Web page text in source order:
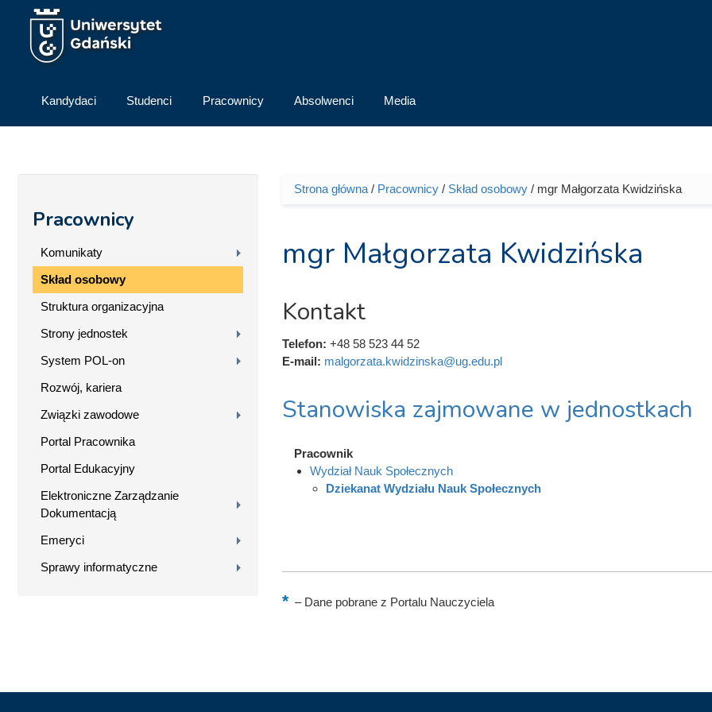
Przejdź do treści
Kandydaci Studenci Pracownicy Absolwenci Media
Pracownicy
Komunikaty
Skład osobowy
Struktura organizacyjna
Strony jednostek
System POL-on
Rozwój, kariera
Związki zawodowe
Portal Pracownika
Portal Edukacyjny
Elektroniczne Zarządzanie
Dokumentacją
Emeryci
Sprawy informatyczne
Jesteś tutaj
Strona główna/ Pracownicy/ Skład osobowy/ mgr Małgorzata Kwidzińska
mgr Małgorzata Kwidzińska
Kontakt
Telefon: +48 58 523 44 52
E-mail: malgorzata.kwidzinska@ug.edu.pl
Stanowiska zajmowane w jednostkach
Pracownik
Wydział Nauk Społecznych
Dziekanat Wydziału Nauk Społecznych
–Dane pobrane z Portalu Nauczyciela